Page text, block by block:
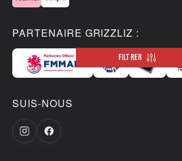
PARTENAIRE GRIZZLIZ :
SUIS-NOUS
FILTRER